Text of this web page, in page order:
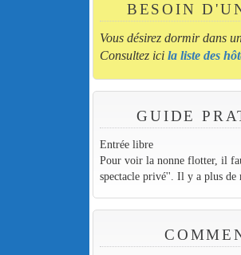
BESOIN
Vous désirez dormir dans
Consultez ici la liste des
GUIDE
Entrée libre
Pour voir la nonne flotter, il
spectacle privé''. Il y a plus de